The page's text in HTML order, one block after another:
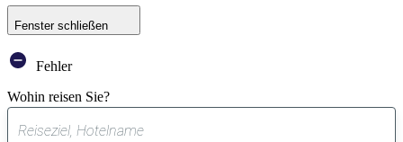
Fenster schließen
Fehler
Wohin reisen Sie?